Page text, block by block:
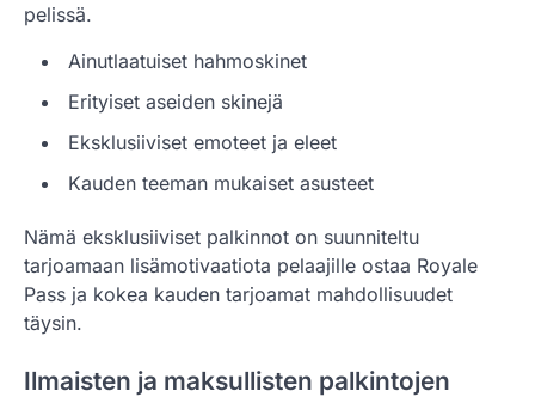
pelissä.
Ainutlaatuiset hahmoskinet
Erityiset aseiden skinejä
Eksklusiiviset emoteet ja eleet
Kauden teeman mukaiset asusteet
Nämä eksklusiiviset palkinnot on suunniteltu
tarjoamaan lisämotivaatiota pelaajille ostaa Royale
Pass ja kokea kauden tarjoamat mahdollisuudet
täysin.
Ilmaisten ja maksullisten palkintojen